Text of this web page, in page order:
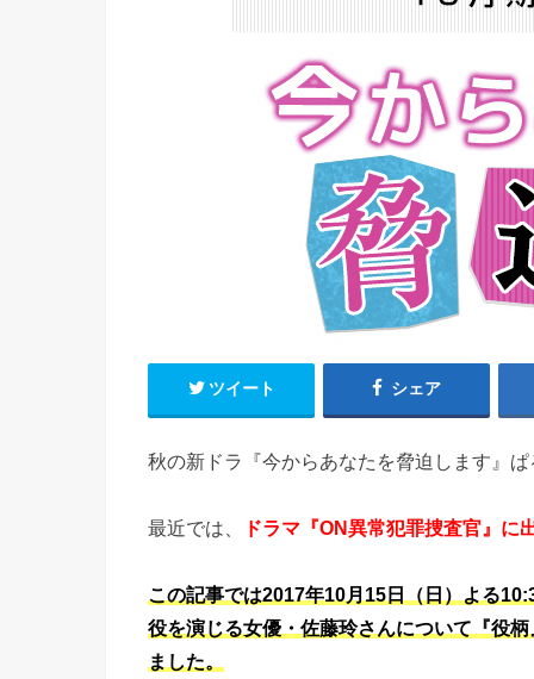
ツイート シェア
秋の新ドラ『今からあなたを脅迫します』
最近では、 ドラマ『ON異常犯罪捜査官』に
この記事では2017年10月15日（日）よる
役を演じる女優・佐藤玲さんについて『役
ました。